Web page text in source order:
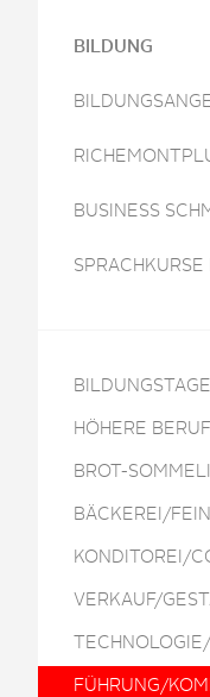
BILDUNG
BUSINESS
BILDUNGSTAGE
HÖHERE
BROT-
BÄCKEREI/
KONDITOREI/
VERKAUF/
FÜHRUNG/